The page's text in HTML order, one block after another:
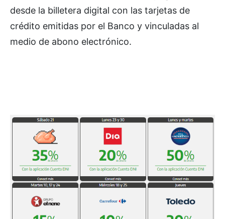
desde la billetera digital con las tarjetas de
crédito emitidas por el Banco y vinculadas al
medio de abono electrónico.